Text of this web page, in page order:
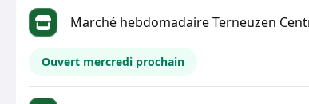
Marché hebdomadaire Terneuzen
Ouvert mercredi prochain